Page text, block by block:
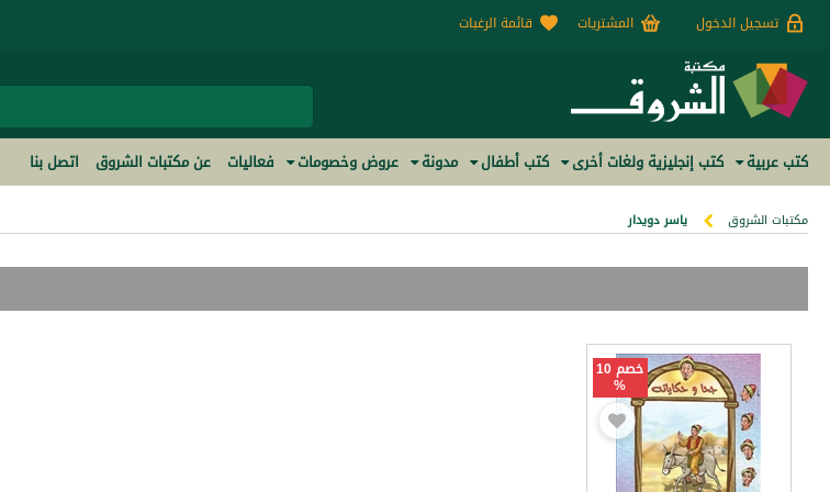
تسجيل الدخول المشتريات قائمة الرغبات
كتب عربية كتب إنجليزية ولغات أخرى كتب أطفال مدونة عروض وخصومات فعاليات عن مكتبات الشروق اتصل بنا
مكتبات الشروق ياسر دويدار
خصم 10
%